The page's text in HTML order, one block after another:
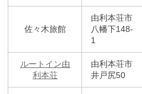
佐々木旅館
由利本荘市
八幡下148-
1
ルートイン由
利本荘
由利本荘市
井戸尻50